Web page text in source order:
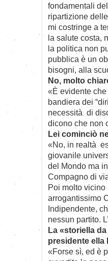
fondamentali
ripartizione
mi costringe a
la salute costa,
la politica non
pubblica è un
bisogni, alla
No, molto
«È evidente
bandiera dei
necessità di
dicono che non
Lei cominciò
«No, in realtà
giovanile
del Mondo ma
Compagno di
Poi molto vicino
arrogantissimo
Indipendente,
nessun partito.
La «storiella
presidente ella
«Forse sì, ed è